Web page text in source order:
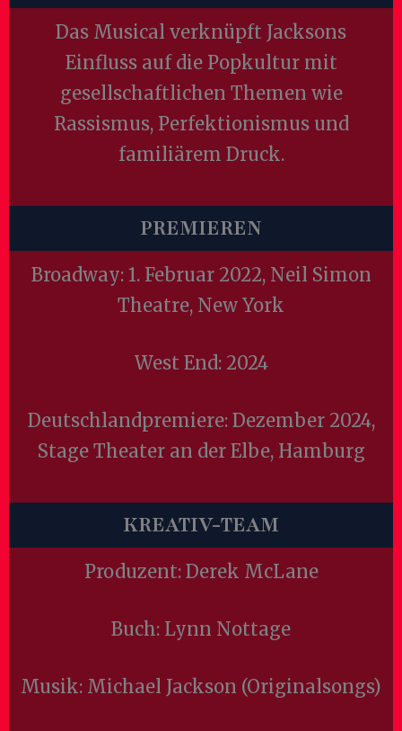
Das Musical verknüpft Jacksons
Einfluss auf die Popkultur mit
gesellschaftlichen Themen wie
Rassismus, Perfektionismus und
familiärem Druck.
PREMIEREN
Broadway: 1. Februar 2022, Neil Simon
Theatre, New York
West End: 2024
Deutschlandpremiere: Dezember 2024,
Stage Theater an der Elbe, Hamburg
KREATIV-TEAM
Produzent: Derek McLane
Buch: Lynn Nottage
Musik: Michael Jackson (Originalsongs)